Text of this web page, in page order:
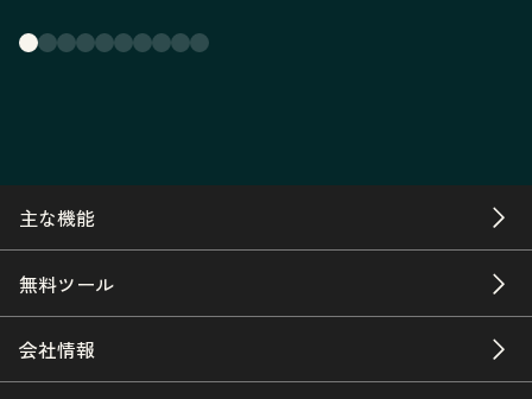
主な機能
無料ツール
会社情報